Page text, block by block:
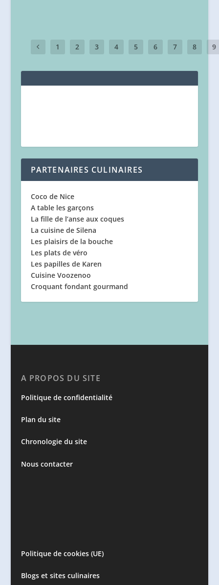
1 2 3 4 5 6 7 8 9
PARTENAIRES CULINAIRES
Coco de Nice
A table les garçons
La fille de l’anse aux coques
La cuisine de Silena
Les plaisirs de la bouche
Les plats de véro
Les papilles de Karen
Cuisine Voozenoo
Croquant fondant gourmand
A PROPOS DU SITE
Politique de confidentialité
Plan du site
Chronologie du site
Nous contacter
Politique de cookies (UE)
Blogs et sites culinaires